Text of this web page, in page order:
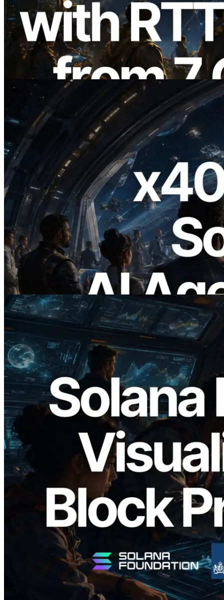
ERPC ขยาย Solana Leader Slot API ด้วย
การวัด Ping จาก 7 Region ทั่วโลก พร้อม
เปิดตัว Validators Information API
2026.07.04
ERPC เปิดตัว Solana RPC ที่รองรับ x402
— ยุคที่ AI Agent จ่ายเงินให้ API ที่ต้องใช้
แบบ On Demand
อ่านบทความนี้
2026.05.24
Validators Solutions เปิดตัว Solana Block
Analyzer — แสดงเวลาการผลิตบล็อก
ระดับ slot และบาลิเดเตอร์ที่รับผิดชอบ